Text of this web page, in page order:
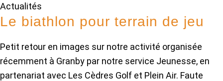
Actualités
Le biathlon pour terrain de jeu
Petit retour en images sur notre activité organisée
récemment à Granby par notre service Jeunesse, en
partenariat avec Les Cèdres Golf et Plein Air. Faute